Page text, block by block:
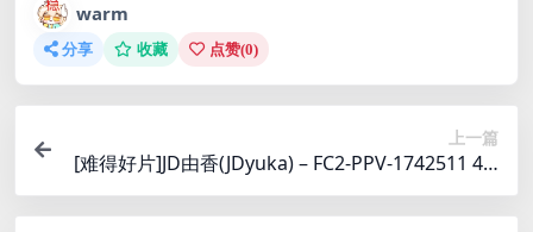
warm
分享 收藏 点赞(0)
上一篇
[难得好片]JD由香(JDyuka) – FC2-PPV-1742511 4.6